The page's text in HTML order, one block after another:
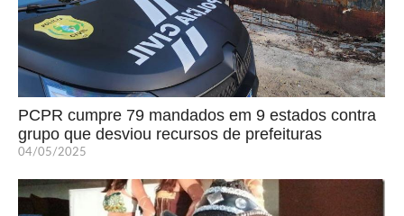
PCPR cumpre 79 mandados em 9 estados contra
grupo que desviou recursos de prefeituras
04/05/2025